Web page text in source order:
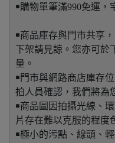
￭購物單筆滿990免運，
￭商品庫存與門市共享
下架請見諒。您亦可於
量。
￭門市與網路商店庫存
拍人員確認，我們將為
￭商品圖因拍攝光線、
片存在難以克服的程度
￭極小的污點、線頭、